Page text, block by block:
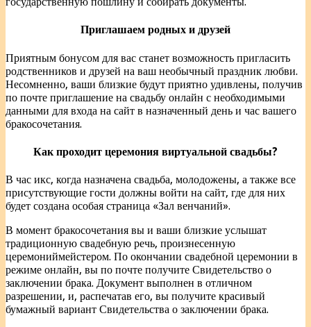
Приглашаем родных и друзей
Приятным бонусом для вас станет возможность пригласить
родственников и друзей на ваш необычный праздник любви.
Несомненно, ваши близкие будут приятно удивлены, получив
по почте приглашение на свадьбу онлайн с необходимыми
данными для входа на сайт в назначенный день и час вашего
бракосочетания.
Как проходит церемония виртуальной свадьбы?
В час икс, когда назначена свадьба, молодожены, а также все
присутствующие гости должны войти на сайт, где для них
будет создана особая страница «Зал венчаний».
В момент бракосочетания вы и ваши близкие услышат
традиционную свадебную речь, произнесенную
церемониймейстером. По окончании свадебной церемонии в
режиме онлайн, вы по почте получите Свидетельство о
заключении брака. Документ выполнен в отличном
разрешении, и, распечатав его, вы получите красивый
бумажный вариант Свидетельства о заключении брака.